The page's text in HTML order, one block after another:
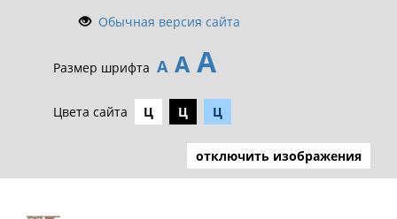
Обычная версия сайта
Размер шрифта А А А
Цвета сайта Ц Ц Ц
отключить изображения